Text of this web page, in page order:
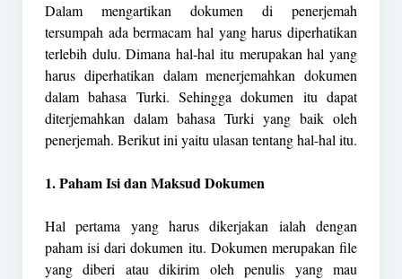
Dalam mengartikan dokumen di penerjemah
tersumpah ada bermacam hal yang harus diperhatikan
terlebih dulu. Dimana hal-hal itu merupakan hal yang
harus diperhatikan dalam menerjemahkan dokumen
dalam bahasa Turki. Sehingga dokumen itu dapat
diterjemahkan dalam bahasa Turki yang baik oleh
penerjemah. Berikut ini yaitu ulasan tentang hal-hal itu.
1. Paham Isi dan Maksud Dokumen
Hal pertama yang harus dikerjakan ialah dengan
paham isi dari dokumen itu. Dokumen merupakan file
yang diberi atau dikirim oleh penulis yang mau